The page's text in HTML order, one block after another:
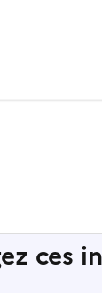
ces